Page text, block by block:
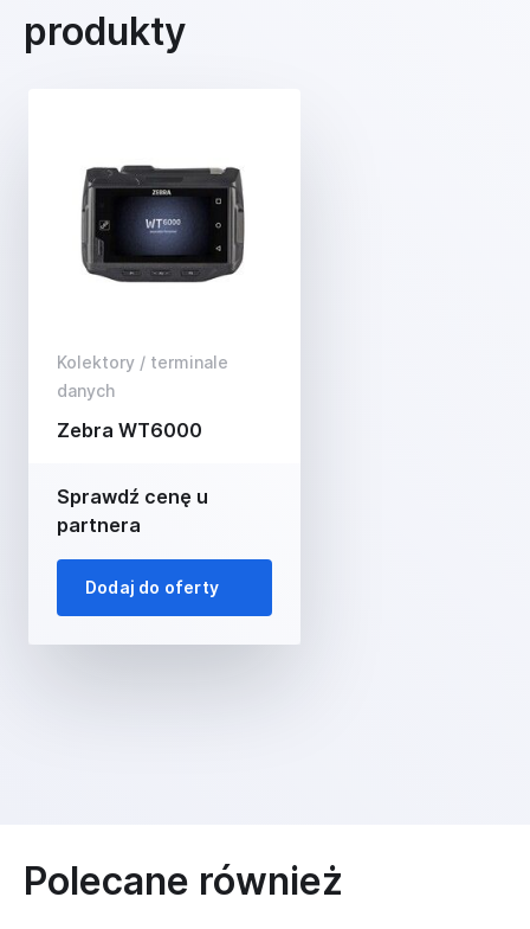
produkty
Kolektory / terminale
danych
Zebra WT6000
Sprawdź cenę u
partnera
Dodaj do oferty
Polecane również